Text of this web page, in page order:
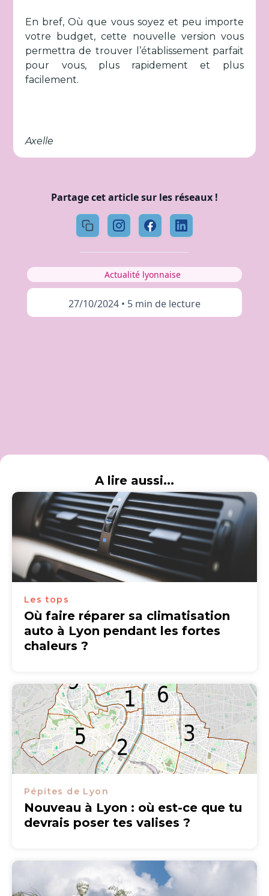
En bref, Où que vous soyez et peu importe
votre budget, cette nouvelle version vous
permettra de trouver l’établissement parfait
pour vous, plus rapidement et plus
facilement.
Axelle
Partage cet article sur les réseaux !
Actualité lyonnaise
27/10/2024 • 5 min de lecture
A lire aussi...
Les tops
Où faire réparer sa climatisation
auto à Lyon pendant les fortes
chaleurs ?
Pépites de Lyon
Nouveau à Lyon : où est-ce que tu
devrais poser tes valises ?